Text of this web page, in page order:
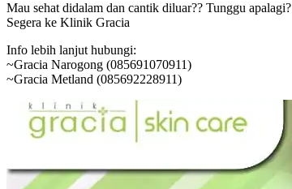
Mau sehat didalam dan cantik diluar?? Tunggu apalagi?
Segera ke Klinik Gracia
Info lebih lanjut hubungi:
~Gracia Narogong (085691070911)
~Gracia Metland (085692228911)